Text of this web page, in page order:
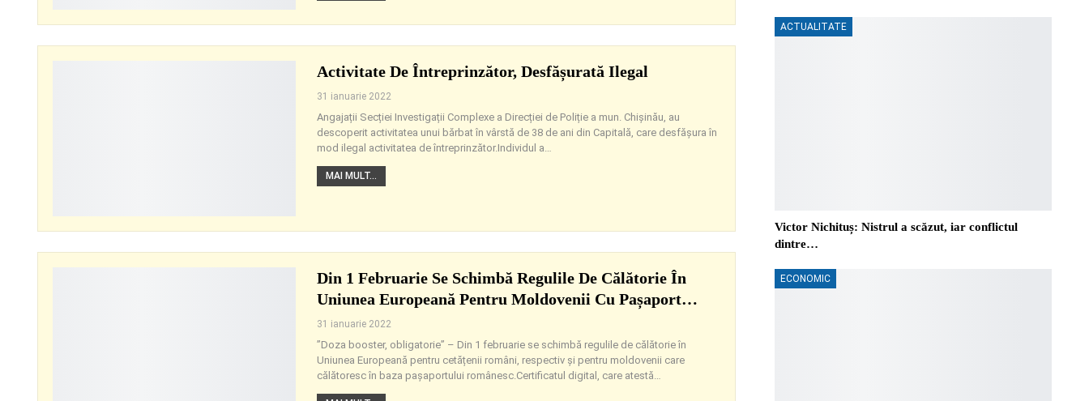
Activitate De Întreprinzător, Desfășurată Ilegal
31 ianuarie 2022
Angajații Secției Investigații Complexe a Direcției de Poliție a mun. Chișinău, au
descoperit activitatea unui bărbat în vârstă de 38 de ani din Capitală, care desfășura în
mod ilegal activitatea de întreprinzător.Individul a
MAI MULT...
Din 1 Februarie Se Schimbă Regulile De Călătorie În
Uniunea Europeană Pentru Moldovenii Cu Pașaport…
31 ianuarie 2022
”Doza booster, obligatorie” – Din 1 februarie se schimbă regulile de călătorie în
Uniunea Europeană pentru cetățenii români, respectiv și pentru moldovenii care
călătoresc în baza pașaportului românesc.Certificatul digital, care atestă
ACTUALITATE
Victor Nichituș: Nistrul a scăzut, iar conflictul
dintre…
ECONOMIC